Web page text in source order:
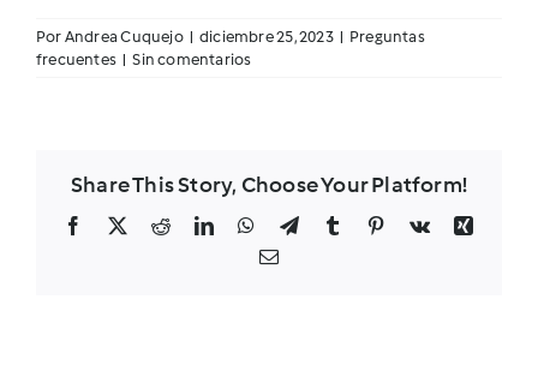
Por Andrea Cuquejo | diciembre 25, 2023 | Preguntas
frecuentes | Sin comentarios
Share This Story, Choose Your Platform!
Facebook
TwitterRedditLinkedInWhatsApp
TelegramTumblr Pinterest
Vk
Xing
Correo